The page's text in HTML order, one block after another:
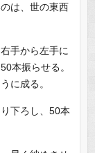
は、世の東西
手から左手に
本振らせる。
に成る。
下ろし、50本